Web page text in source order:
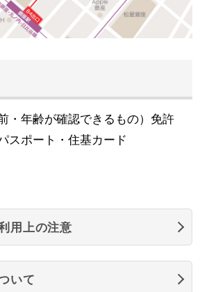
・年齢が確認できるもの）免許
スポート・住基カード
用上の注意
いて